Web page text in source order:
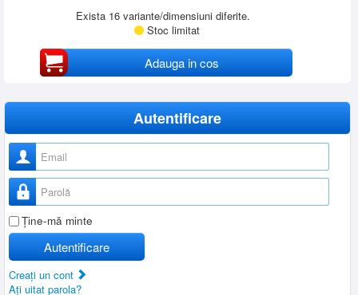
Exista 16 variante/dimensiuni diferite.
Stoc limitat
Adauga in cos
Autentificare
Nume utilizator
Parolă
Ţine-mă minte
Autentificare
Creaţi un cont
Aţi uitat parola?